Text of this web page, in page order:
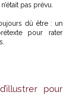
pas prévu.
dû être : un
pour rater
pour